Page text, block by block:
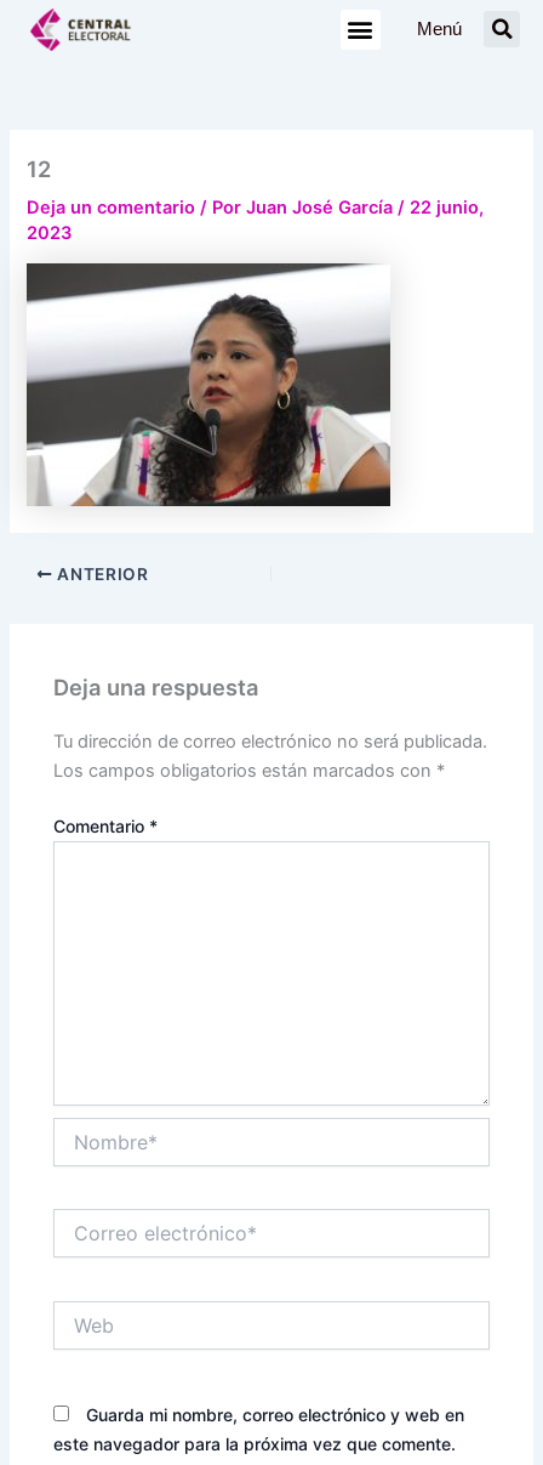
Menú
12
Deja un comentario / PorJuan José García/ 22 junio,
2023
ANTERIOR
Deja una respuesta
Tu dirección de correo electrónico no será publicada.
Los campos obligatorios están marcados con *
Comentario *
electrónico*
Guarda mi nombre, correo electrónico y web en
este navegador para la próxima vez que comente.